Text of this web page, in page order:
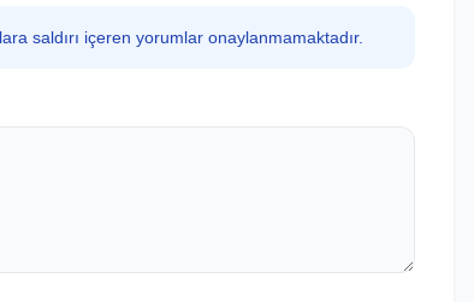
saldırı içeren yorumlar onaylanmamaktadır.